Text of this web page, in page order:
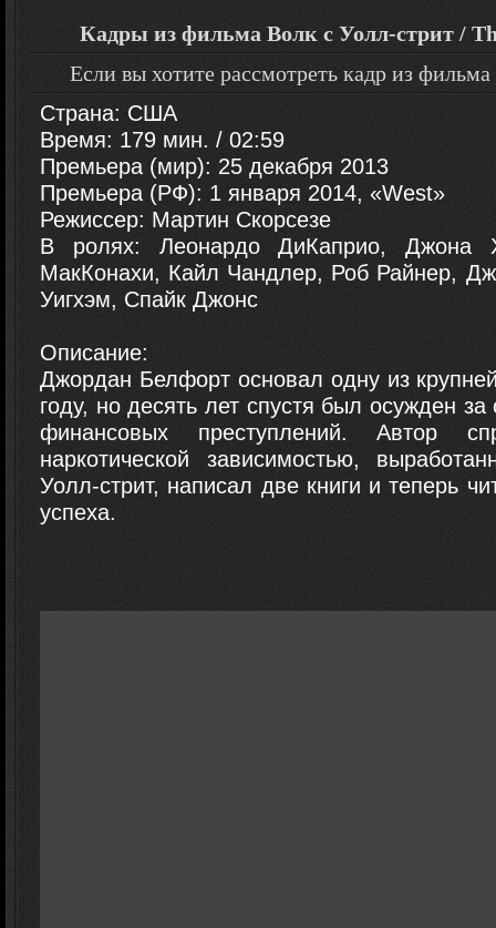
Кадры из фильма Волк с Уолл-стрит /
Если вы хотите рассмотреть кадр из
Страна: США
Время: 179 мин. / 02:59
Премьера (мир): 25 декабря 2013
Премьера (РФ): 1 января 2014, «West»
Режиссер: Мартин Скорсезе
В ролях: Леонардо ДиКаприо, Джона
МакКонахи, Кайл Чандлер, Роб Райнер,
Уигхэм, Спайк Джонс
Описание:
Джордан Белфорт основал одну из
году, но десять лет спустя был осужден
финансовых преступлений. Автор
наркотической зависимостью,
Уолл-стрит, написал две книги и теперь
успеха.